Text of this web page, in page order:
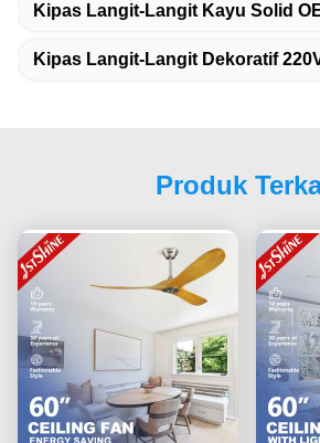
Kipas Langit-Langit Kayu Solid
Kipas Langit-Langit Dekoratif
Produk